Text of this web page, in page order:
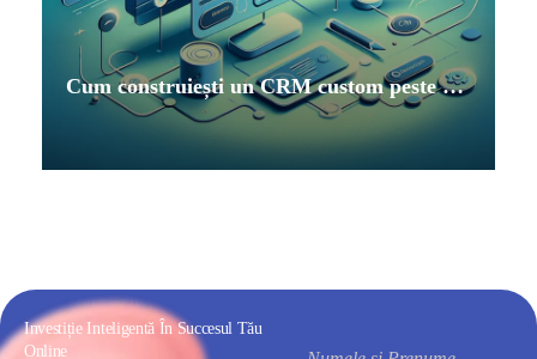
Cum construiești un CRM custom peste Supabase pentru IMM-uri orientate pe servicii
Investiție Inteligentă În Succesul Tău
Online